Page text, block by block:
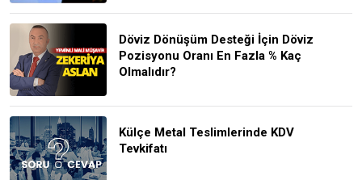
Döviz Dönüşüm Desteği İçin Döviz
Pozisyonu Oranı En Fazla % Kaç
Olmalıdır?
Külçe Metal Teslimlerinde KDV
Tevkifatı